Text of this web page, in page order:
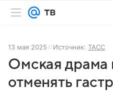
13 мая 2025 Источник: ТАСС
Омская драма
отменять